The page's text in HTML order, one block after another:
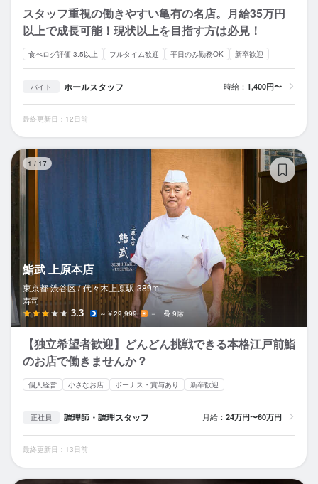
スタッフ重視の働きやすい亀有の名店。月給35万円
以上で成長可能！現状以上を目指す方は必見！
食べログ評価 3.5以上 フルタイム歓迎 平日のみ勤務OK 新卒歓迎
バイト ホールスタッフ 時給： 1,400円〜
最終更新日：12日前
1 / 17
鮨武 上原本店
東京都 渋谷区 / 代々木上原駅 389m
寿司
3.3 ～￥29,999 － 9席
【独立希望者歓迎】どんどん挑戦できる本格江戸前鮨
のお店で働きませんか？
個人経営 小さなお店 ボーナス・賞与あり 新卒歓迎
正社員 調理師・調理スタッフ 月給： 24万円〜60万円
最終更新日：13日前